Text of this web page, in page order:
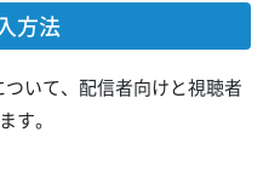
方法
いて、配信者向けと視聴者
す。